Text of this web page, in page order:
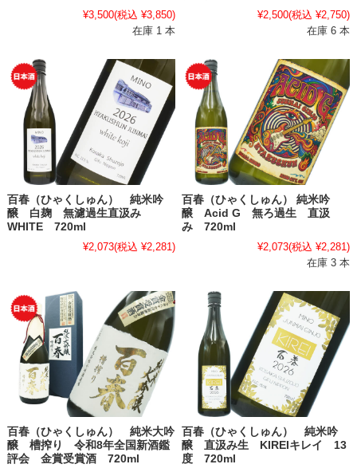
¥3,500(税込 ¥3,850)
在庫 1 本
¥2,500(税込 ¥2,750)
在庫 6 本
百春（ひゃくしゅん） 純米吟
醸 白麹 無濾過生直汲み
WHITE 720ml
¥2,073(税込 ¥2,281)
百春（ひゃくしゅん） 純米吟
醸 Acid G 無ろ過生 直汲
み 720ml
¥2,073(税込 ¥2,281)
在庫 3 本
百春（ひゃくしゅん） 純米大吟
醸 槽搾り 令和8年全国新酒鑑
評会 金賞受賞酒 720ml
百春（ひゃくしゅん） 純米吟
醸 直汲み生 KIREIキレイ 13
度 720ml